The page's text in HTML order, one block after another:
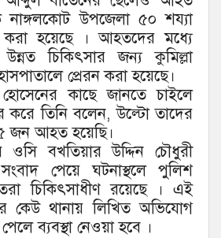
উপজেলা ৫০ শয্যা
করা হয়েছে । আহতদের মধ্যে
চিকিৎসার জন্য কুমিল্লা
প্রেরন করা হয়েছে।
কাছে জানতে চাইলে
করে তিনি বলেন, উল্টো তাদের
জন আহত হয়েছি।
ওসি বখতিয়ার উদ্দিন চৌধুরী
পেয়ে ঘটনাস্থলে পুলিশ
চিকিৎসাধীণ রয়েছে । এই
কেউ থানায় লিখিত অভিযোগ
ব্যবস্থা নেওয়া হবে ।